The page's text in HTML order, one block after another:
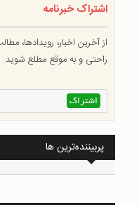
اشتراک خبرنامه
از آخرین اخبار، رویدادها،
راحتی و به موقع مطلع شوید.
پربیننده‌ترین ها